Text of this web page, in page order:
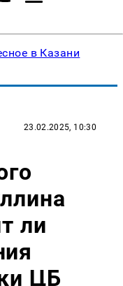
в Казани
23.02.2025, 10:30
ли
ЦБ